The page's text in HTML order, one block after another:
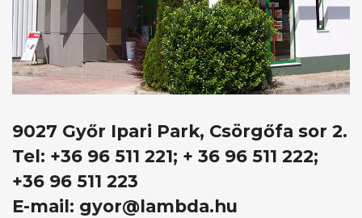
9027 Győr Ipari Park, Csörgőfa sor 2.
Tel: +36 96 511 221; + 36 96 511 222;
+36 96 511 223
E-mail: gyor@lambda.hu